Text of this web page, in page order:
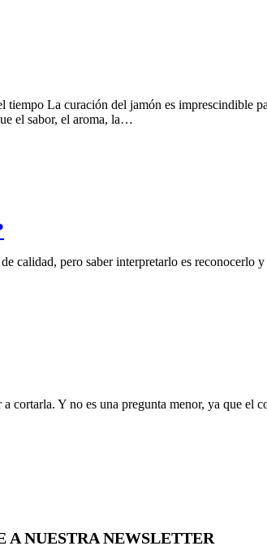
La curación del jamón es imprescindible
el sabor, el aroma, la…
calidad, pero saber interpretarlo es reconocerlo
Y no es una pregunta menor, ya que el
A NUESTRA NEWSLETTER